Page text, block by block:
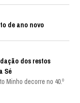
de ano novo
dos restos
Sé
Minho decorre no 40.º